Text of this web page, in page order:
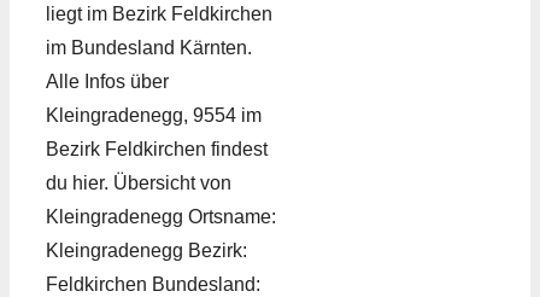
liegt im Bezirk Feldkirchen
im Bundesland Kärnten.
Alle Infos über
Kleingradenegg, 9554 im
Bezirk Feldkirchen findest
du hier. Übersicht von
Kleingradenegg Ortsname:
Kleingradenegg Bezirk:
Feldkirchen Bundesland: